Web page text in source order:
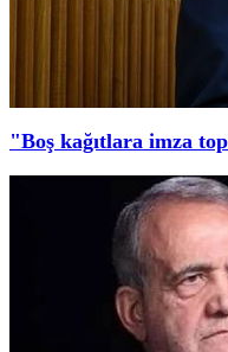
"Boş kağıtlara imza